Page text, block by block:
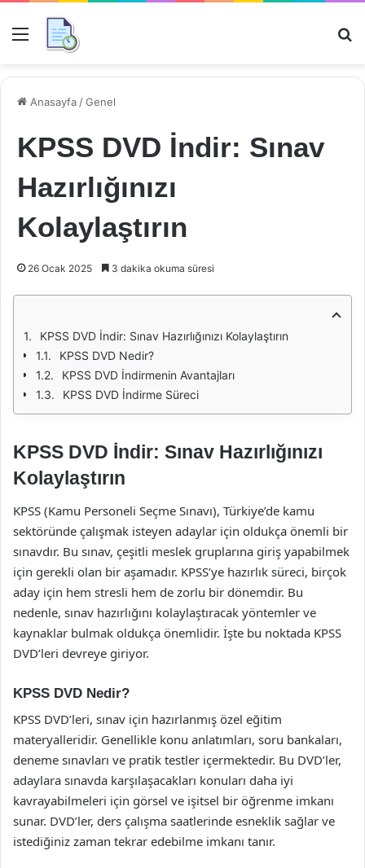
Menü
Anasayfa /Genel
KPSS DVD İndir: Sınav
Hazırlığınızı
Kolaylaştırın
26 Ocak 2025 3 dakika okuma süresi
KPSS DVD İndir: Sınav Hazırlığınızı Kolaylaştırın
KPSS DVD Nedir?
KPSS DVD İndirmenin Avantajları
KPSS DVD İndirme Süreci
KPSS DVD İndir: Sınav Hazırlığınızı
Kolaylaştırın
KPSS (Kamu Personeli Seçme Sınavı), Türkiye’de kamu
sektöründe çalışmak isteyen adaylar için oldukça önemli bir
sınavdır. Bu sınav, çeşitli meslek gruplarına giriş yapabilmek
için gerekli olan bir aşamadır. KPSS’ye hazırlık süreci, birçok
aday için hem stresli hem de zorlu bir dönemdir. Bu
nedenle, sınav hazırlığını kolaylaştıracak yöntemler ve
kaynaklar bulmak oldukça önemlidir. İşte bu noktada KPSS
DVD’leri devreye giriyor.
KPSS DVD Nedir?
KPSS DVD’leri, sınav için hazırlanmış özel eğitim
materyalleridir. Genellikle konu anlatımları, soru bankaları,
deneme sınavları ve pratik testler içermektedir. Bu DVD’ler,
adaylara sınavda karşılaşacakları konuları daha iyi
kavrayabilmeleri için görsel ve işitsel bir öğrenme imkanı
sunar. DVD’ler, ders çalışma saatlerinde esneklik sağlar ve
istediğiniz zaman tekrar edebilme imkanı tanır.